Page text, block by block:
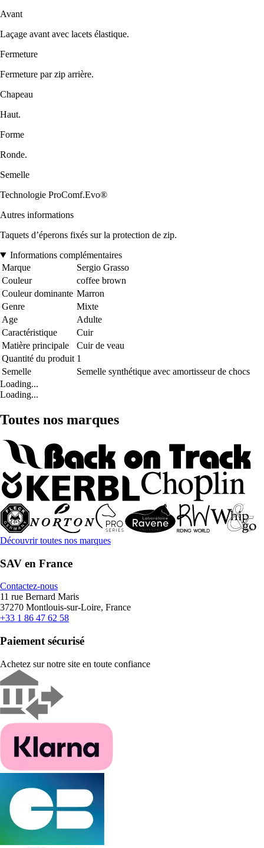
Avant
Laçage avant avec lacets élastique.
Fermeture
Fermeture par zip arrière.
Chapeau
Haut.
Forme
Ronde.
Semelle
Technologie ProComf.Evo®
Autres informations
Taquets d’éperons fixés sur la protection de zip.
Informations complémentaires
Marque
Sergio Grasso
Couleur
coffee brown
Couleur dominante Marron
Genre
Mixte
Age
Adulte
Caractéristique
Cuir
Matière principale
Cuir de veau
Quantité du produit 1
Semelle
Semelle synthétique avec amortisseur de chocs
Loading...
Loading...
Toutes nos marques
Découvrir toutes nos marques
SAV en France
Contactez-nous
11 rue Bernard Maris
37270 Montlouis-sur-Loire, France
+33 1 86 47 62 58
Paiement sécurisé
Achetez sur notre site en toute confiance